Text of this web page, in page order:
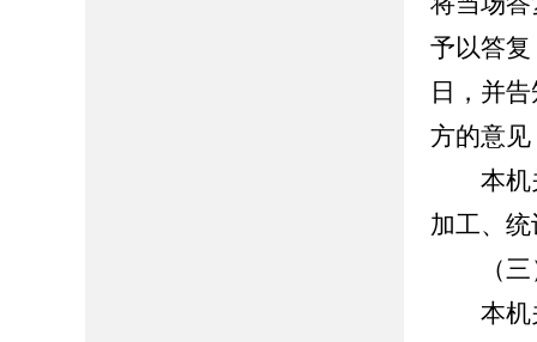
予以答
日，并
方的意
本机关
加工、
（三
本机关